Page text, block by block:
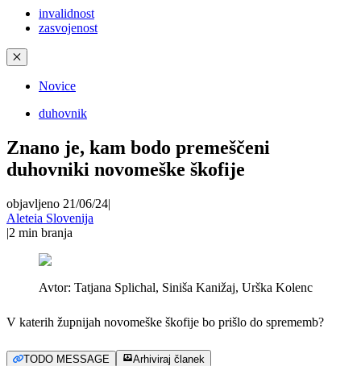
invalidnost
zasvojenost
✕
Novice
duhovnik
Znano je, kam bodo premeščeni
duhovniki novomeške škofije
objavljeno 21/06/24|
Aleteia Slovenija
|2 min branja
Avtor: Tatjana Splichal, Siniša Kanižaj, Urška Kolenc
V katerih župnijah novomeške škofije bo prišlo do sprememb?
TODO MESSAGE Arhiviraj članek